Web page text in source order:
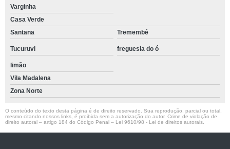
Varginha
Casa Verde
Santana
Tremembé
Tucuruvi freguesia do ó
limão
Vila Madalena
Zona Norte
O conteúdo do texto desta página é de direito reservado. Sua reprodução, parcial ou total,
mesmo citando nossos links, é proibida sem a autorização do autor. Crime de violação de
direito autoral – artigo 184 do Código Penal – Lei 9610/98 - Lei de direitos autorais